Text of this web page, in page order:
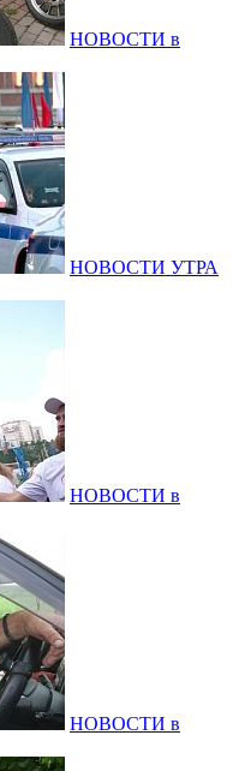
НОВОСТИ в
НОВОСТИ УТРА
НОВОСТИ в
НОВОСТИ в